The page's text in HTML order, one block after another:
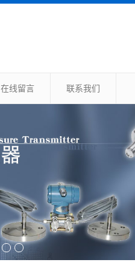
在线留言 联系我们